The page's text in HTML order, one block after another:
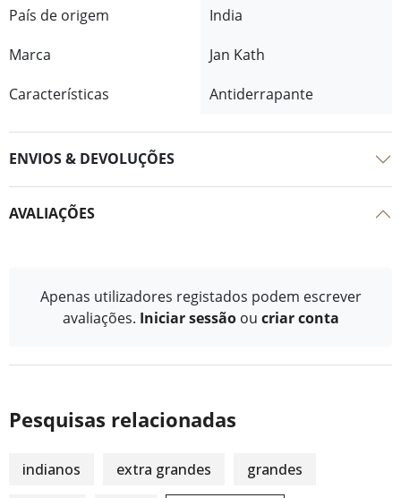
País de origem
India
Marca
Jan Kath
Características
Antiderrapante
ENVIOS & DEVOLUÇÕES
AVALIAÇÕES
Apenas utilizadores registados podem escrever
avaliações. Iniciar sessão ou criar conta
Pesquisas relacionadas
indianos extra grandes grandes